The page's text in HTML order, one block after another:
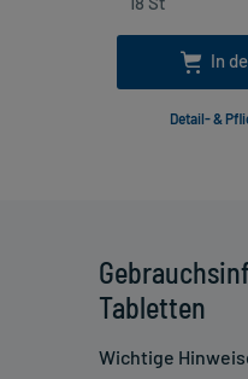
Tabletten
Wichtige
In
Detail- &